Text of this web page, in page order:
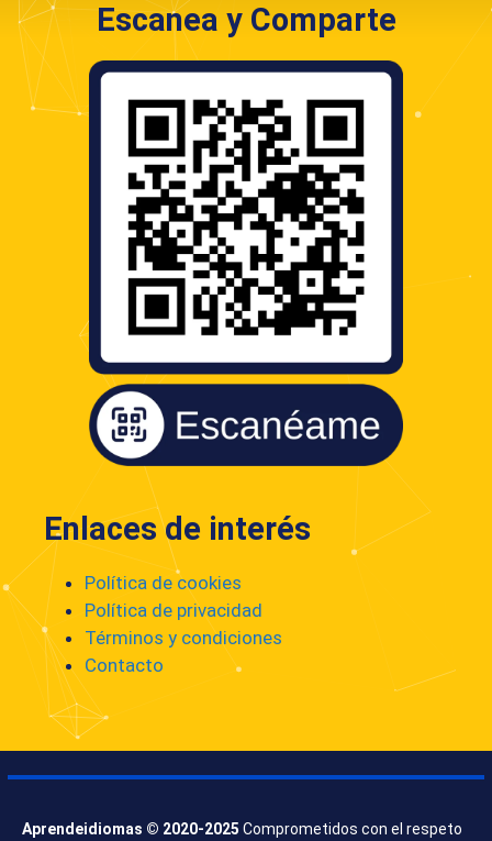
Escanea y Comparte
Enlaces de interés
Política de cookies
Política de privacidad
Términos y condiciones
Contacto
Aprendeidiomas © 2020-2025 Comprometidos con el respeto